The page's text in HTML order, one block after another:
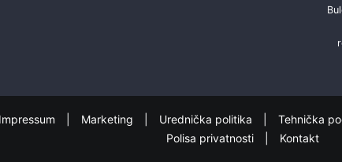
Impressum Marketing Urednička politika Tehnička
Polisa privatnosti
Kontakt